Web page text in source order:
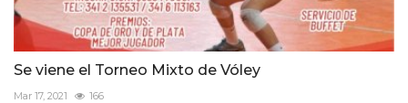
Se viene el Torneo Mixto de Vóley
Mar 17, 2021 166